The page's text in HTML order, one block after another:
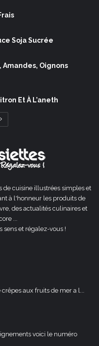
Soja Sucrée
Amandes, Oignons
Et À L’aneth
Page
de cuisine illustrées simples et
à l'honneur les produits de
des actualités culinaires et
...
sens et régalez-vous !
aux fruits de mer a l...
voici le numéro